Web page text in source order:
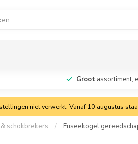
Grootassortiment,
niet verwerkt. Vanaf 10 augustus
schokbrekers / Fuseekogel